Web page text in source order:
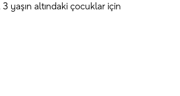
yaşın altındaki çocuklar için